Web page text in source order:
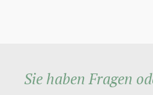
Sie haben Fragen